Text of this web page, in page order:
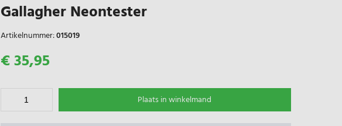
Gallagher Neontester
Artikelnummer:015019
€ 35,95
Plaats in winkelmand